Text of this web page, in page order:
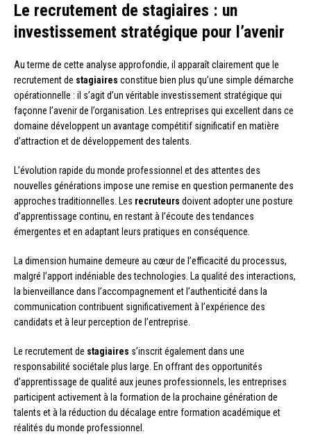
Le recrutement de stagiaires : un
investissement stratégique pour l’avenir
Au terme de cette analyse approfondie, il apparaît clairement que le
recrutement de stagiaires constitue bien plus qu’une simple démarche
opérationnelle : il s’agit d’un véritable investissement stratégique qui
façonne l’avenir de l’organisation. Les entreprises qui excellent dans ce
domaine développent un avantage compétitif significatif en matière
d’attraction et de développement des talents.
L’évolution rapide du monde professionnel et des attentes des
nouvelles générations impose une remise en question permanente des
approches traditionnelles. Les recruteurs doivent adopter une posture
d’apprentissage continu, en restant à l’écoute des tendances
émergentes et en adaptant leurs pratiques en conséquence.
La dimension humaine demeure au cœur de l’efficacité du processus,
malgré l’apport indéniable des technologies. La qualité des interactions,
la bienveillance dans l’accompagnement et l’authenticité dans la
communication contribuent significativement à l’expérience des
candidats et à leur perception de l’entreprise.
Le recrutement de stagiaires s’inscrit également dans une
responsabilité sociétale plus large. En offrant des opportunités
d’apprentissage de qualité aux jeunes professionnels, les entreprises
participent activement à la formation de la prochaine génération de
talents et à la réduction du décalage entre formation académique et
réalités du monde professionnel.